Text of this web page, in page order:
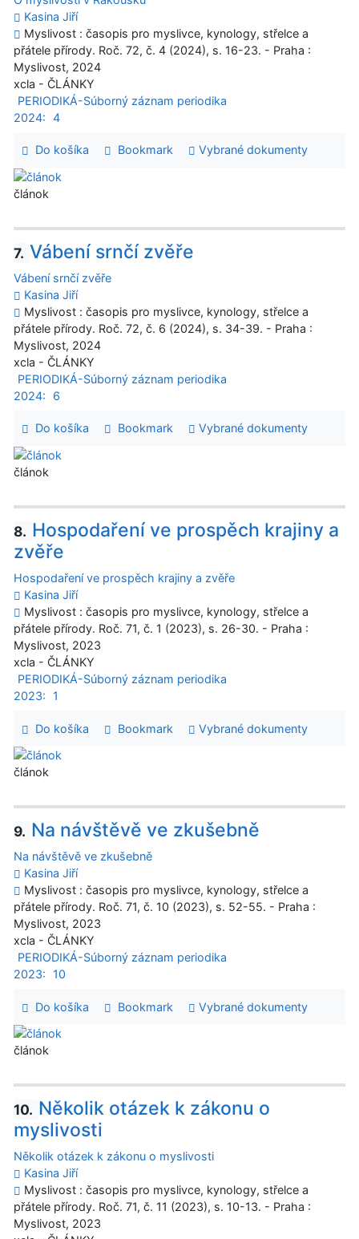
Kasina Jiří
Myslivost : časopis pro myslivce, kynology, střelce a
přátele přírody. Roč. 72, č. 4 (2024), s. 16-23. - Praha :
Myslivost, 2024
xcla - ČLÁNKY
PERIODIKÁ-Súborný záznam periodika
2024: 4
Do košíka Bookmark Vybrané dokumenty
článok
7. Vábení srnčí zvěře
Vábení srnčí zvěře
Kasina Jiří
Myslivost : časopis pro myslivce, kynology, střelce a
přátele přírody. Roč. 72, č. 6 (2024), s. 34-39. - Praha :
Myslivost, 2024
xcla - ČLÁNKY
PERIODIKÁ-Súborný záznam periodika
2024:
6
Do košíka Bookmark Vybrané dokumenty
článok
8. Hospodaření ve prospěch krajiny a
zvěře
Hospodaření ve prospěch krajiny a zvěře
Kasina Jiří
Myslivost : časopis pro myslivce, kynology, střelce a
přátele přírody. Roč. 71, č. 1 (2023), s. 26-30. - Praha :
Myslivost, 2023
xcla - ČLÁNKY
PERIODIKÁ-Súborný záznam periodika
2023:
1
Do košíka Bookmark Vybrané dokumenty
článok
9. Na návštěvě ve zkušebně
Na návštěvě ve zkušebně
Kasina Jiří
Myslivost : časopis pro myslivce, kynology, střelce a
přátele přírody. Roč. 71, č. 10 (2023), s. 52-55. - Praha :
Myslivost, 2023
xcla - ČLÁNKY
PERIODIKÁ-Súborný záznam periodika
2023:
10
Do košíka Bookmark Vybrané dokumenty
článok
10. Několik otázek k zákonu o
myslivosti
Několik otázek k zákonu o myslivosti
Kasina Jiří
Myslivost : časopis pro myslivce, kynology, střelce a
přátele přírody. Roč. 71, č. 11 (2023), s. 10-13. - Praha :
Myslivost, 2023